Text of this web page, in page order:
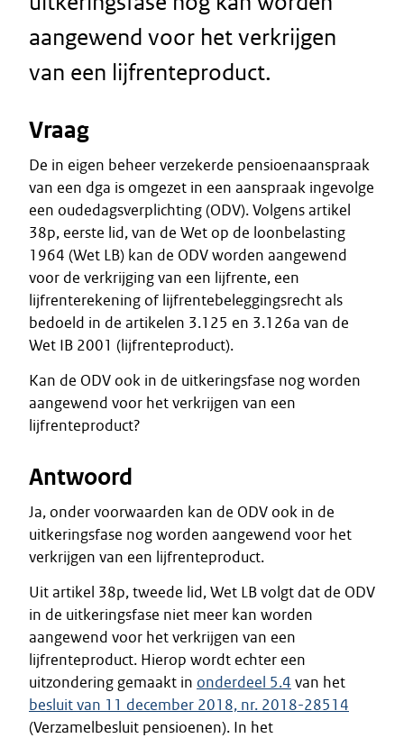
aangewend voor het verkrijgen
van een lijfrenteproduct.
Vraag
De in eigen beheer verzekerde pensioenaanspraak
van een dga is omgezet in een aanspraak ingevolge
een oudedagsverplichting (ODV). Volgens artikel
38p, eerste lid, van de Wet op de loonbelasting
1964 (Wet LB) kan de ODV worden aangewend
voor de verkrijging van een lijfrente, een
lijfrenterekening of lijfrentebeleggingsrecht als
bedoeld in de artikelen 3.125 en 3.126a van de
Wet IB 2001 (lijfrenteproduct).
Kan de ODV ook in de uitkeringsfase nog worden
aangewend voor het verkrijgen van een
lijfrenteproduct?
Antwoord
Ja, onder voorwaarden kan de ODV ook in de
uitkeringsfase nog worden aangewend voor het
verkrijgen van een lijfrenteproduct.
Uit artikel 38p, tweede lid, Wet LB volgt dat de ODV
in de uitkeringsfase niet meer kan worden
aangewend voor het verkrijgen van een
lijfrenteproduct. Hierop wordt echter een
uitzondering gemaakt in onderdeel 5.4 van het
besluit van 11 december 2018, nr. 2018-28514
(Verzamelbesluit pensioenen). In het